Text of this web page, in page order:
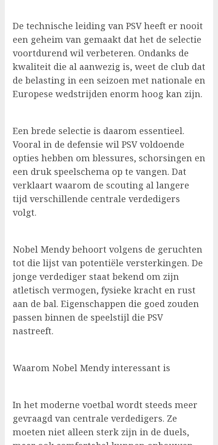
De technische leiding van PSV heeft er nooit
een geheim van gemaakt dat het de selectie
voortdurend wil verbeteren. Ondanks de
kwaliteit die al aanwezig is, weet de club dat
de belasting in een seizoen met nationale en
Europese wedstrijden enorm hoog kan zijn.
Een brede selectie is daarom essentieel.
Vooral in de defensie wil PSV voldoende
opties hebben om blessures, schorsingen en
een druk speelschema op te vangen. Dat
verklaart waarom de scouting al langere
tijd verschillende centrale verdedigers
volgt.
Nobel Mendy behoort volgens de geruchten
tot die lijst van potentiële versterkingen. De
jonge verdediger staat bekend om zijn
atletisch vermogen, fysieke kracht en rust
aan de bal. Eigenschappen die goed zouden
passen binnen de speelstijl die PSV
nastreeft.
Waarom Nobel Mendy interessant is
In het moderne voetbal wordt steeds meer
gevraagd van centrale verdedigers. Ze
moeten niet alleen sterk zijn in de duels,